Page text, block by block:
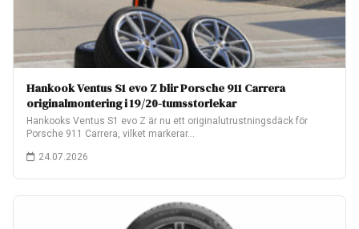
Hankook Ventus S1 evo Z blir Porsche 911 Carrera
originalmontering i 19/20-tumsstorlekar
Hankooks Ventus S1 evo Z är nu ett originalutrustningsdäck för
Porsche 911 Carrera, vilket markerar…
24.07.2026